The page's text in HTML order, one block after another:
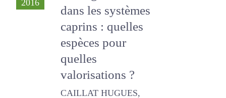
#227
Les légumineuses
dans les systèmes
caprins : quelles
espèces pour
quelles
valorisations ?